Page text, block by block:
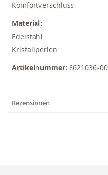
Komfortverschluss
Material:
Edelstahl
Kristallperlen
Artikelnummer:8621036-00
Rezensionen